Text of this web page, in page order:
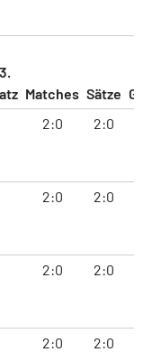
3.
Matches Sätze
2:0 2:0
2:0 2:0
2:0 2:0
2:0 2:0